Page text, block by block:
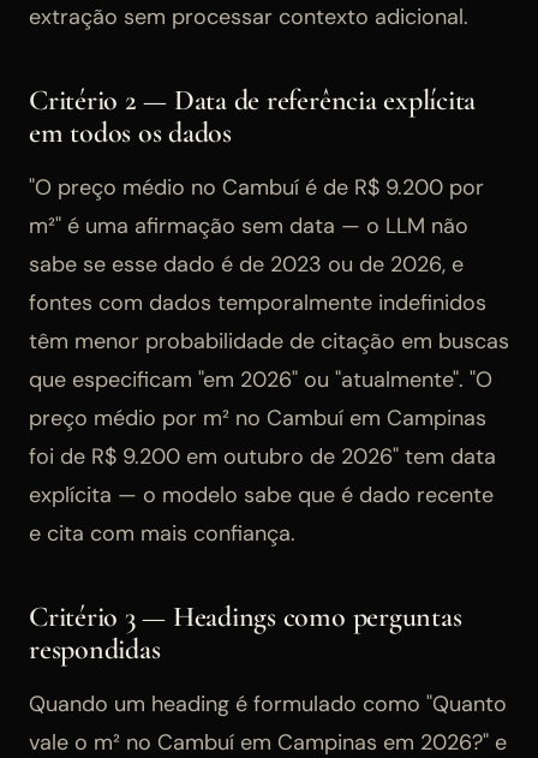
extração sem processar contexto adicional.
Critério 2 — Data de referência explícita
em todos os dados
"O preço médio no Cambuí é de R$ 9.200 por
m²" é uma afirmação sem data — o LLM não
sabe se esse dado é de 2023 ou de 2026, e
fontes com dados temporalmente indefinidos
têm menor probabilidade de citação em buscas
que especificam "em 2026" ou "atualmente". "O
preço médio por m² no Cambuí em Campinas
foi de R$ 9.200 em outubro de 2026" tem data
explícita — o modelo sabe que é dado recente
e cita com mais confiança.
Critério 3 — Headings como perguntas
respondidas
Quando um heading é formulado como "Quanto
vale o m² no Cambuí em Campinas em 2026?" e